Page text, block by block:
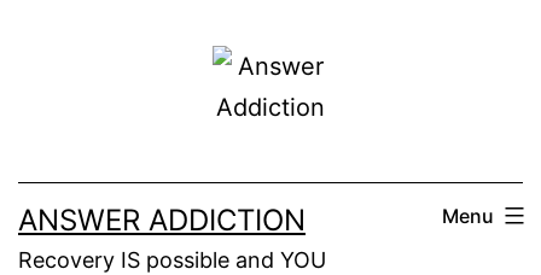
ANSWER ADDICTION
Recovery IS possible and YOU
Menu